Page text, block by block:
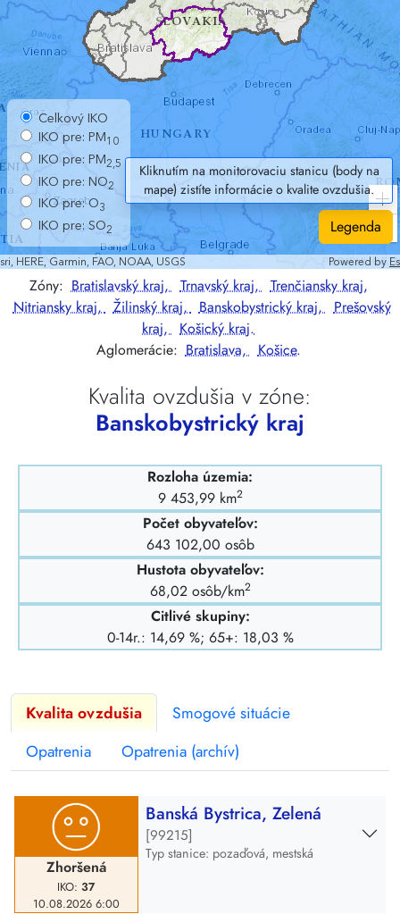
Legenda
Kliknutím na monitorovaciu stanicu (body na
mape) zistíte informácie o kvalite ovzdušia.
Zóny: Bratislavský kraj, Trnavský kraj, Trenčiansky kraj,
Nitriansky kraj, Žilinský kraj, Banskobystrický kraj, Prešovský
kraj, Košický kraj.
Aglomerácie: Bratislava, Košice.
Kvalita ovzdušia v zóne:
Banskobystrický kraj
Rozloha územia:
9 453,99 km2
Počet obyvateľov:
643 102,00 osôb
Hustota obyvateľov:
68,02 osôb/km2
Citlivé skupiny:
0-14r.: 14,69 %; 65+: 18,03 %
Kvalita ovzdušia
Smogové situácie
Opatrenia
Opatrenia (archív)
Zhoršená
IKO:37
10.08.2026 6:00
Banská Bystrica, Zelená
[99215]
Typ stanice: pozaďová, mestská